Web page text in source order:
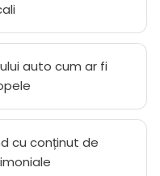
auto cum ar fi
cu conținut de